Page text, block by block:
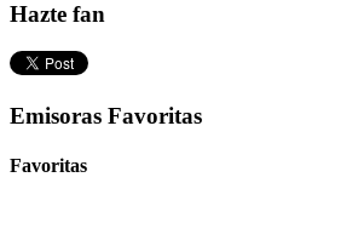
Hazte fan
Emisoras Favoritas
Favoritas